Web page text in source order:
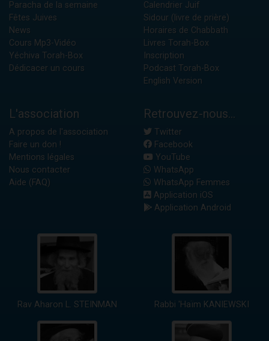
Paracha de la semaine
Fêtes Juives
News
Cours Mp3-Vidéo
Yéchiva Torah-Box
Dédicacer un cours
Calendrier Juif
Sidour (livre de prière)
Horaires de Chabbath
Livres Torah-Box
Inscription
Podcast Torah-Box
English Version
L'association
A propos de l'association
Faire un don !
Mentions légales
Nous contacter
Aide (FAQ)
Retrouvez-nous...
Twitter
Facebook
YouTube
WhatsApp
WhatsApp Femmes
Application iOS
Application Android
Rav Aharon L. STEINMAN Rabbi 'Haïm KANIEWSKI